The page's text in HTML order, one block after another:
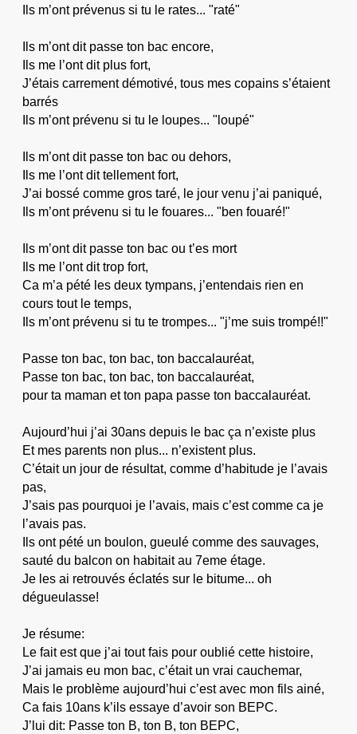
Ils m’ont prévenus si tu le rates... "raté"
Ils m’ont dit passe ton bac encore,
Ils me l’ont dit plus fort,
J’étais carrement démotivé, tous mes copains s’étaient
barrés
Ils m’ont prévenu si tu le loupes... "loupé"
Ils m’ont dit passe ton bac ou dehors,
Ils me l’ont dit tellement fort,
J’ai bossé comme gros taré, le jour venu j’ai paniqué,
Ils m’ont prévenu si tu le fouares... "ben fouaré!"
Ils m’ont dit passe ton bac ou t’es mort
Ils me l’ont dit trop fort,
Ca m’a pété les deux tympans, j’entendais rien en
cours tout le temps,
Ils m’ont prévenu si tu te trompes... "j’me suis trompé!!"
Passe ton bac, ton bac, ton baccalauréat,
Passe ton bac, ton bac, ton baccalauréat,
pour ta maman et ton papa passe ton baccalauréat.
Aujourd’hui j’ai 30ans depuis le bac ça n’existe plus
Et mes parents non plus... n’existent plus.
C’était un jour de résultat, comme d’habitude je l’avais
pas,
J’sais pas pourquoi je l’avais, mais c’est comme ca je
l’avais pas.
Ils ont pété un boulon, gueulé comme des sauvages,
sauté du balcon on habitait au 7eme étage.
Je les ai retrouvés éclatés sur le bitume... oh
dégueulasse!
Je résume:
Le fait est que j’ai tout fais pour oublié cette histoire,
J’ai jamais eu mon bac, c’était un vrai cauchemar,
Mais le problème aujourd’hui c’est avec mon fils ainé,
Ca fais 10ans k’ils essaye d’avoir son BEPC.
J’lui dit: Passe ton B, ton B, ton BEPC,